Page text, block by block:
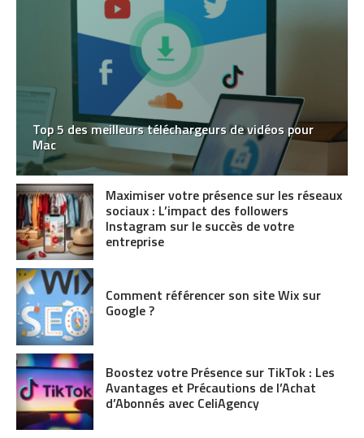
Top 5 des meilleurs téléchargeurs de vidéos pour
Mac
Maximiser votre présence sur les réseaux
sociaux : L’impact des followers
Instagram sur le succès de votre
entreprise
Comment référencer son site Wix sur
Google ?
Boostez votre Présence sur TikTok : Les
Avantages et Précautions de l’Achat
d’Abonnés avec CeliAgency